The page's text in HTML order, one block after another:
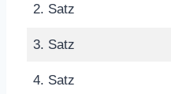
2. Satz
3. Satz
4. Satz